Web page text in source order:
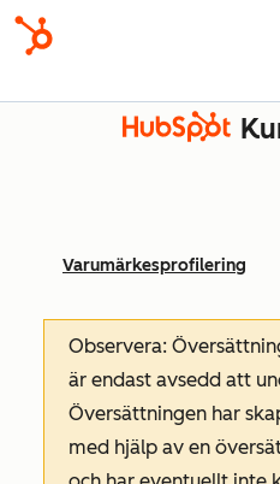
Varumärkesprofilering
Observera:
är endast avsedd att
Översättningen har
med hjälp av en